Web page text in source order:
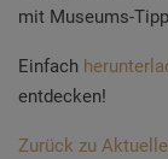
mit Museums-
Einfach
entdecken!
Zurück zu